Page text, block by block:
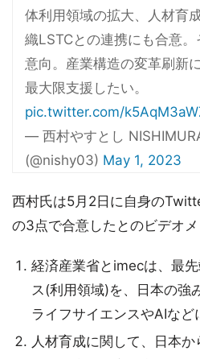
体利用領域の拡大、人材育
織LSTCとの連携にも合意
意向。産業構造の変革刷新
最大限支援したい。
pic.twitter.com/
— 西村やすとし
(@nishy03) May 1, 2023
西村氏は5月2日に自身の
の3点で合意したとのビデオメ
経済産業省とimecは、最
ス(利用領域)を、日本の強
ライフサイエンスやAIなど
人材育成に関して、日本